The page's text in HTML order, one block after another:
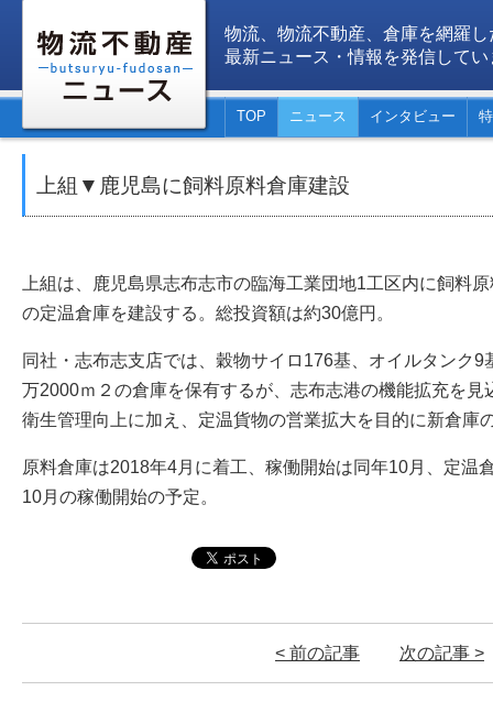
物流、物流不動産、倉庫を網羅し
最新ニュース・情報を発信してい
TOP ニュース インタビュー
上組▼鹿児島に飼料原料倉庫建設
上組は、鹿児島県志布志市の臨海工業団地1工区内に飼料
の定温倉庫を建設する。総投資額は約30億円。
同社・志布志支店では、穀物サイロ176基、オイルタンク
万2000ｍ２の倉庫を保有するが、志布志港の機能拡充を見
衛生管理向上に加え、定温貨物の営業拡大を目的に新倉庫
原料倉庫は2018年4月に着工、稼働開始は同年10月、定温
10月の稼働開始の予定。
< 前の記事 次の記事 >